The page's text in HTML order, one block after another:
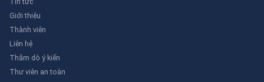
Giới thiệu
Thành viên
Liên hệ
Thăm dò ý kiến
Thư viên an toàn